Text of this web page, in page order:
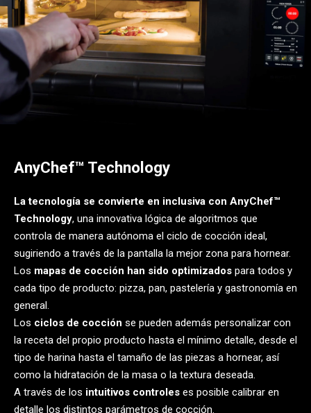
AnyChef™ Technology
La tecnología se convierte en inclusiva con AnyChef™
Technology, una innovativa lógica de algoritmos que
controla de manera autónoma el ciclo de cocción ideal,
sugiriendo a través de la pantalla la mejor zona para hornear.
Los mapas de cocción han sido optimizados para todos y
cada tipo de producto: pizza, pan, pastelería y gastronomía en
general.
Los ciclos de cocción se pueden además personalizar con
la receta del propio producto hasta el mínimo detalle, desde el
tipo de harina hasta el tamaño de las piezas a hornear, así
como la hidratación de la masa o la textura deseada.
A través de los intuitivos controles es posible calibrar en
detalle los distintos parámetros de cocción.